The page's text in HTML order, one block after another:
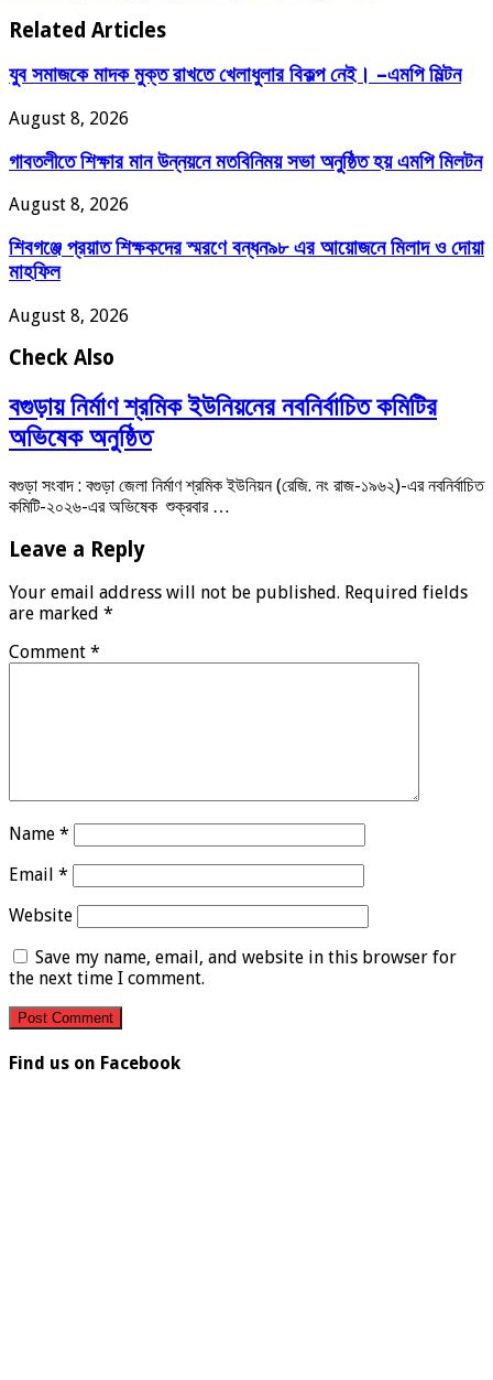
Related Articles
যুব সমাজকে মাদক মুক্ত রাখতে খেলাধুলার বিকল্প নেই। –এমপি মিল্টন
August 8, 2026
‎গাবতলীতে শিক্ষার মান উন্নয়নে ‎মতবিনিময় সভা অনুষ্ঠিত হয় ‎এমপি মিলটন
August 8, 2026
শিবগঞ্জে প্রয়াত শিক্ষকদের স্মরণে বন্ধন৯৮ এর আয়োজনে মিলাদ ও দোয়া
মাহফিল
August 8, 2026
Check Also
বগুড়ায় নির্মাণ শ্রমিক ইউনিয়নের নবনির্বাচিত কমিটির
অভিষেক অনুষ্ঠিত
বগুড়া সংবাদ : বগুড়া জেলা নির্মাণ শ্রমিক ইউনিয়ন (রেজি. নং রাজ-১৯৬২)-এর নবনির্বাচিত
কমিটি-২০২৬-এর অভিষেক শুক্রবার …
Leave a Reply
Your email address will not be published. Required fields
are marked *
Comment *
Name *
Email *
Website
Save my name, email, and website in this browser for
the next time I comment.
Find us on Facebook